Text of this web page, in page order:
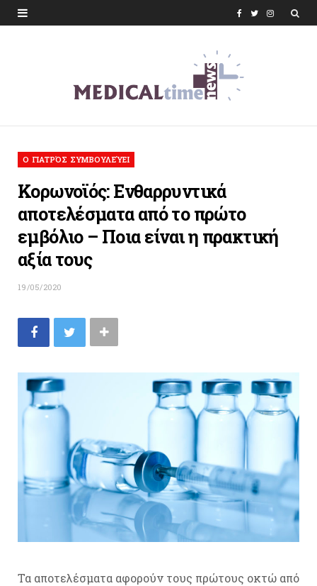
T I
O ΓΙΑΤΡΌΣ ΣΥΜΒΟΥΛΕΎΕΙ
Κορωνοϊός: Ενθαρρυντικά
αποτελέσματα από το πρώτο
εμβόλιο – Ποια είναι η πρακτική
αξία τους
19/05/2020
Τα αποτελέσματα αφορούν τους πρώτους οκτώ από